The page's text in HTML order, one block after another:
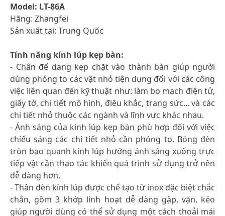
Model: LT-86A
Hãng: Zhangfei
Sản xuất tại: Trung Quốc
Tính năng kính lúp kẹp bàn:
- Chân đế dạng kẹp chặt vào thành bàn giúp người
dùng phóng to các vật nhỏ tiện dụng đối với các công
việc liên quan đến kỹ thuật như: làm bo mạch điện tử,
giấy tờ, chi tiết mô hình, điêu khắc, trang sức... và các
chi tiết nhỏ thuộc các ngành và lĩnh vực khác nhau.
- Ánh sáng của kính lúp kẹp bàn phù hợp đối với việc
chiếu sáng các chi tiết nhỏ cần phóng to. Bóng đèn
tròn bao quanh kính lúp hướng ánh sáng xuống trực
tiếp vật cần thao tác khiến quá trình sử dụng trở nên
dễ dàng hơn.
- Thân đèn kính lúp được chế tạo từ inox đặc biệt chắc
chắn, gồm 3 khớp linh hoạt dễ dàng gập, vặn, kéo
giúp người dùng có thể sử dụng một cách thoải mái